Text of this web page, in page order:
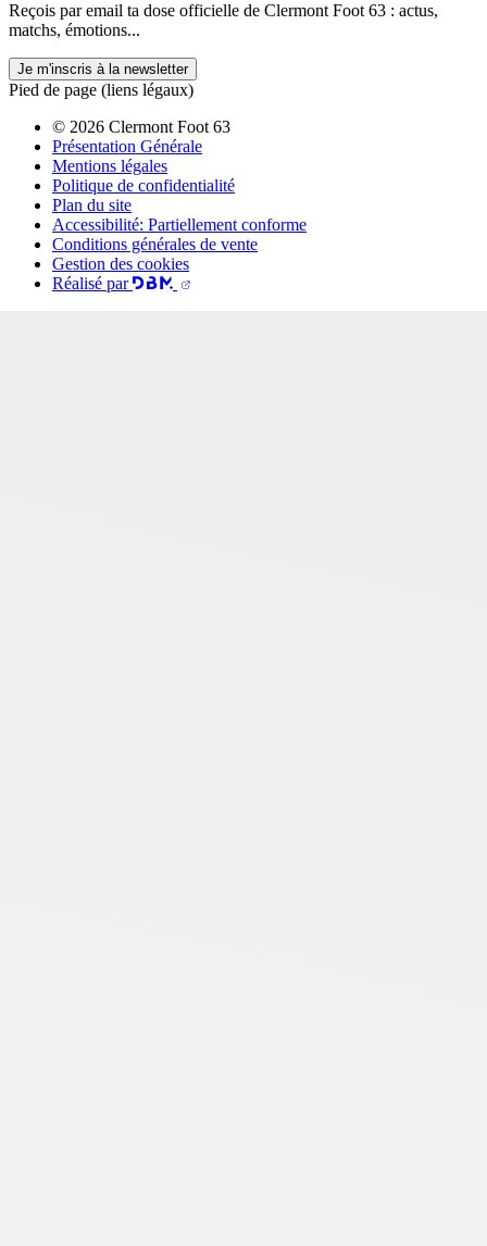
Reçois par email ta dose officielle de Clermont Foot 63 : actus,
matchs, émotions...
Je m'inscris à la newsletter
Pied de page (liens légaux)
© 2026 Clermont Foot 63
Présentation Générale
Mentions légales
Politique de confidentialité
Plan du site
Accessibilité: Partiellement conforme
Conditions générales de vente
Gestion des cookies
Réalisé par